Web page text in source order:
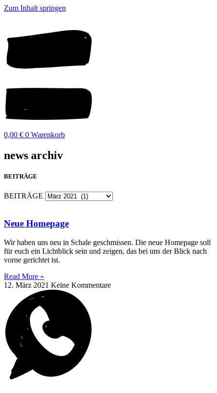
Zum Inhalt springen
0,00 € 0 Warenkorb
news archiv
BEITRÄGE
BEITRÄGE
Neue Homepage
Wir haben uns neu in Schale geschmissen. Die neue Homepage soll
für euch ein Lichtblick sein und zeigen, das bei uns der Blick nach
vorne gerichtet ist.
Read More »
12. März 2021 Keine Kommentare